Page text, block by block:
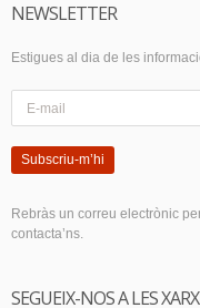
NEWSLETTER
Estigues al dia de les
Subscriu-m’hi
Rebràs un correu electrònic
contacta’ns.
SEGUEIX-NOS A LES